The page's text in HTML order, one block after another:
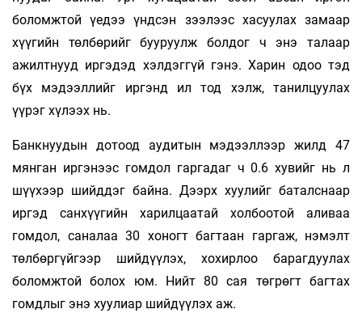
боломжтой үедээ үндсэн зээлээс хасуулах замаар
хүүгийн төлбөрийг бууруулж болдог ч энэ талаар
ажилтнууд иргэдэд хэлдэггүй гэнэ. Харин одоо тэд
бүх мэдээллийг иргэнд ил тод хэлж, танилцуулах
үүрэг хүлээх нь.
Банкнуудын дотоод аудитын мэдээллээр жилд 47
мянган иргэнээс гомдол гаргадаг ч 0.6 хувийг нь л
шүүхээр шийддэг байна. Дээрх хуулийг баталснаар
иргэд санхүүгийн харилцаатай холбоотой аливаа
гомдол, саналаа 30 хоногт багтаан гаргаж, нэмэлт
төлбөргүйгээр шийдүүлэх, хохирлоо барагдуулах
боломжтой болох юм. Нийт 80 сая төгрөгт багтах
гомдлыг энэ хуулиар шийдүүлэх аж.